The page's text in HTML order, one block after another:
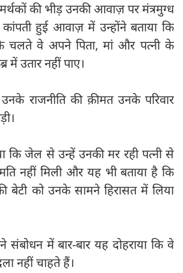
की भीड़ उनकी आवाज़ पर मंत्रमुग्ध
हुई आवाज़ में उन्होंने बताया कि
के चलते वे अपने पिता, मां और पत्नी के
में उतार नहीं पाए।
उनके राजनीति की क़ीमत उनके परिवार
कि जेल से उन्हें उनकी मर रही पत्नी से
नहीं मिली और यह भी बताया है कि
बेटी को उनके सामने हिरासत में लिया
संबोधन में बार-बार यह दोहराया कि वे
नहीं चाहते हैं।